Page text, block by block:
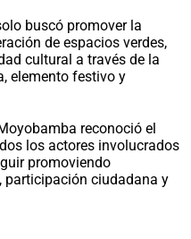
buscó promover la
de espacios verdes,
cultural a través de la
elemento festivo y
reconoció el
los actores involucrados
promoviendo
participación ciudadana y